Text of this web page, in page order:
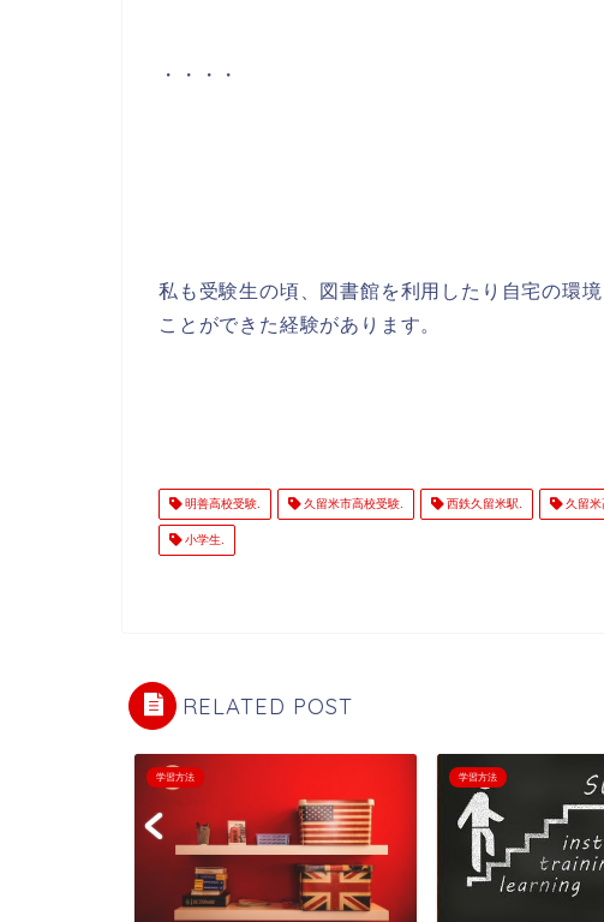
・・・・
私も受験生の頃、図書館を利用したり自宅の環
ことができた経験があります。
明善高校受験. 久留米市高校受験. 西鉄久留米駅. 久留米
小学生.
RELATED POST
学習方法 学習方法